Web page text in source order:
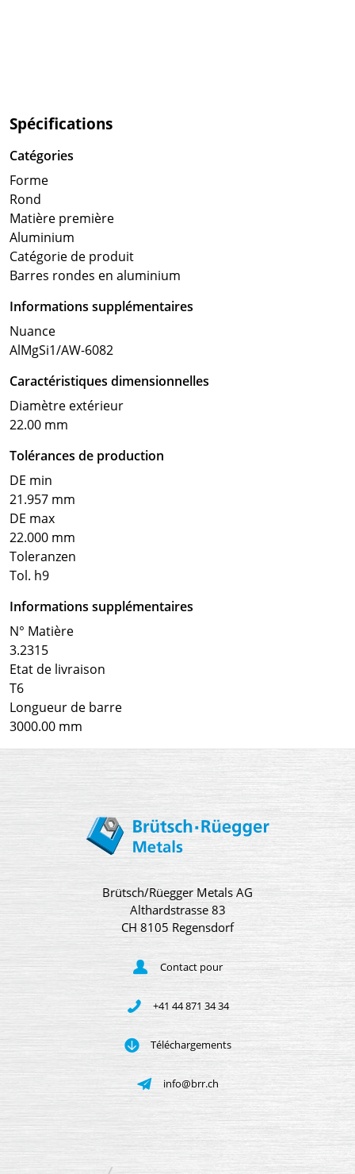
Spécifications
Catégories
Forme
Rond
Matière première
Aluminium
Catégorie de produit
Barres rondes en aluminium
Informations supplémentaires
Nuance
AlMgSi1/AW-6082
Caractéristiques dimensionnelles
Diamètre extérieur
22.00 mm
Tolérances de production
DE min
21.957 mm
DE max
22.000 mm
Toleranzen
Tol. h9
Informations supplémentaires
N° Matière
3.2315
Etat de livraison
T6
Longueur de barre
3000.00 mm
Brütsch/Rüegger Metals AG
Althardstrasse 83
CH 8105 Regensdorf
Contact pour
+41 44 871 34 34
Téléchargements
info@brr.ch